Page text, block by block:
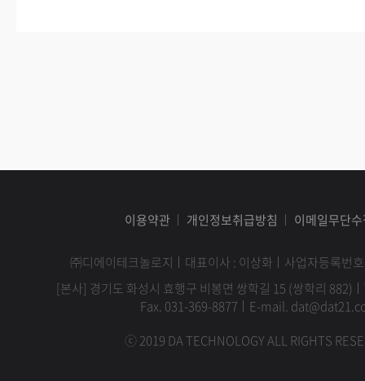
이용약관 개인정보취급방침 이메일무단
㈜디에이테크놀로지 대표이사 : 이상화
사업자등록번
[본사] 경기도 화성시 효행구 비봉면 쌍학길 15 (쌍학리 882)
Fax. 031-369-8877
E-mail.
ⓒ 2019 DA TECHNOLOGY ALL RIGHTS